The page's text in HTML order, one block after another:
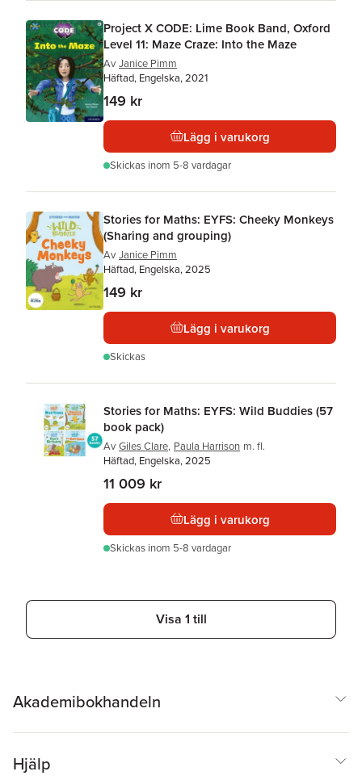
Project X CODE: Lime Book Band, Oxford
Level 11: Maze Craze: Into the Maze
Av Janice Pimm
Häftad, Engelska, 2021
149 kr
Lägg i varukorg
Skickas inom 5-8 vardagar
Stories for Maths: EYFS: Cheeky Monkeys
(Sharing and grouping)
Av Janice Pimm
Häftad, Engelska, 2025
149 kr
Lägg i varukorg
Skickas
Stories for Maths: EYFS: Wild Buddies (57
book pack)
Av Giles Clare, Paula Harrison m. fl.
Häftad, Engelska, 2025
11 009 kr
Lägg i varukorg
Skickas inom 5-8 vardagar
Visa 1 till
Akademibokhandeln
Hjälp